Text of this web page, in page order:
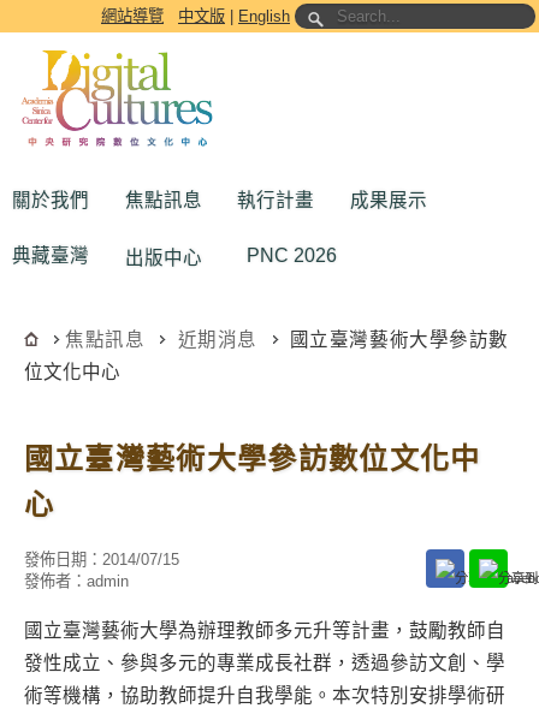
跳到主要內容區塊網站導覽 中文版 English
關於我們 焦點訊息 執行計畫 成果展示
典藏臺灣 出版中心 PNC 2026
焦點訊息 近期消息
國立臺灣藝術大學參訪數
位文化中心
國立臺灣藝術大學參訪數位文化中
心
發佈日期： 2014/07/15
發佈者： admin
國立臺灣藝術大學為辦理教師多元升等計畫，鼓勵教師自
發性成立、參與多元的專業成長社群，透過參訪文創、學
術等機構，協助教師提升自我學能。本次特別安排學術研